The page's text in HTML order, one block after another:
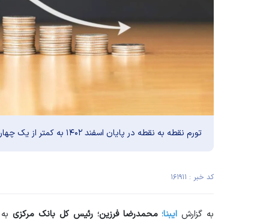
تورم نقطه به نقطه در پایان اسفند ۱۴۰۲ به کمتر از یک چهارم قله تاریخی ماه‌های پایانی دولت گذشته رسید.
کد خبر : ۱۶۱۹۱۱
به گزارشایبنا؛محمدرضا فرزین؛ رئیس کل بانک مرکزی